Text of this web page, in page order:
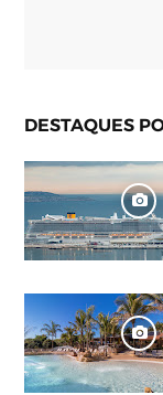
DESTAQUES